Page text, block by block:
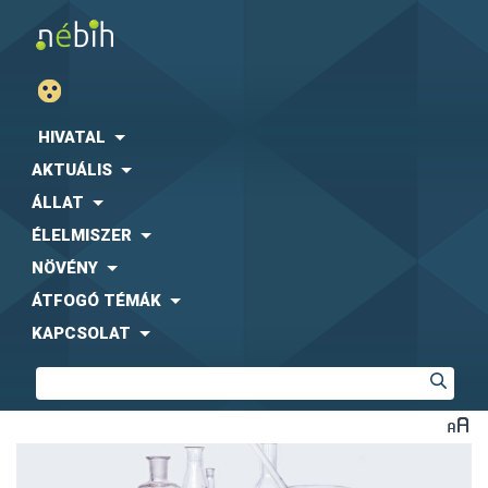
HIVATAL
AKTUÁLIS
ÁLLAT
ÉLELMISZER
NÖVÉNY
ÁTFOGÓ TÉMÁK
KAPCSOLAT